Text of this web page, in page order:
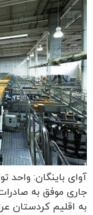
آوای باینگان:
به اقلیم کردستان